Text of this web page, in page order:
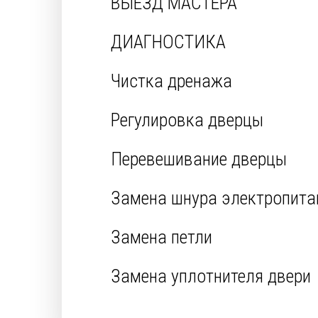
ДИАГНОСТИКА
Чистка дренажа
Регулировка дверцы
Перевешивание дверцы
Замена шнура
Замена петли
Замена уплотнителя двери